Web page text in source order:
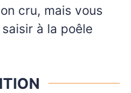
cru, mais vous
à la poêle